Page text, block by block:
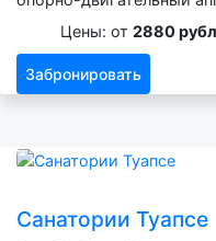
Цены: от 2880
Забронировать
Санатории Туапсе